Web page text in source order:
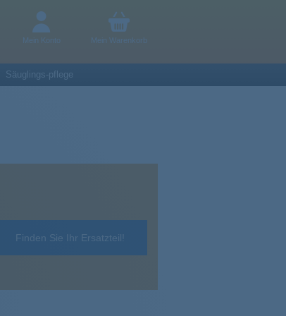
Mein Konto Mein Warenkorb
Säuglings-pflege
Finden Sie Ihr Ersatzteil!